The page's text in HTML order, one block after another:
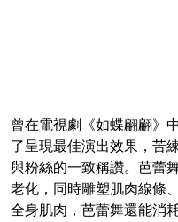
曾在電視劇《如蝶翩翩》
了呈現最佳演出效果，苦
與粉絲的一致稱讚。芭蕾
老化，同時雕塑肌肉線條
全身肌肉，芭蕾舞還能消